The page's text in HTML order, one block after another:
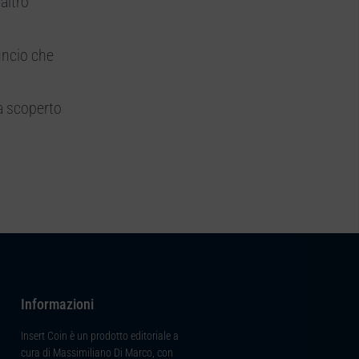
che
scoperto
Informazioni
Insert Coin è un prodotto editoriale a
cura di Massimiliano Di Marco, con